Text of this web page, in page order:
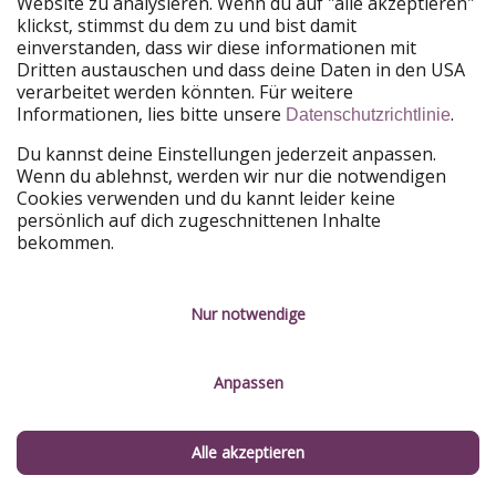
PiratinViaggio
HolidayPirates
VakantiePiraten
WakacyjniPiraci
VoyagesPirates
Ferienpiraten
Urlaubspiraten
ViajerosPiratas
TravelPirates
Unsere Gruppe
HolidayPirates Group
Lerne uns kennen Rechtliches
Impressum
klickst, stimmst du dem zu und bist damit
einverstanden, dass wir diese informationen mit
Dritten austauschen und dass deine Daten in den USA
verarbeitet werden könnten. Für weitere
Informationen, lies bitte unsere Datenschutzrichtlinie.
Du kannst deine Einstellungen jederzeit anpassen.
Wenn du ablehnst, werden wir nur die notwendigen
Cookies verwenden und du kannt leider keine
persönlich auf dich zugeschnittenen Inhalte
bekommen.
Nur notwendige
Anpassen
Alle akzeptieren